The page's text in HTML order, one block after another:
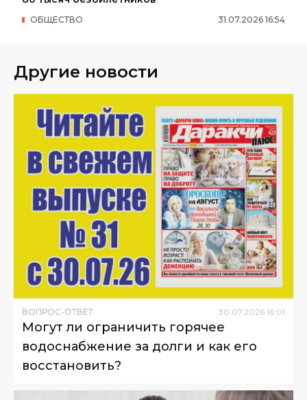
31.07.2026 16:54
ОБЩЕСТВО
Другие новости
ВОПРОС-ОТВЕТ 30 07 2026 16:01
Могут ли ограничить горячее
водоснабжение за долги и как его
восстановить?